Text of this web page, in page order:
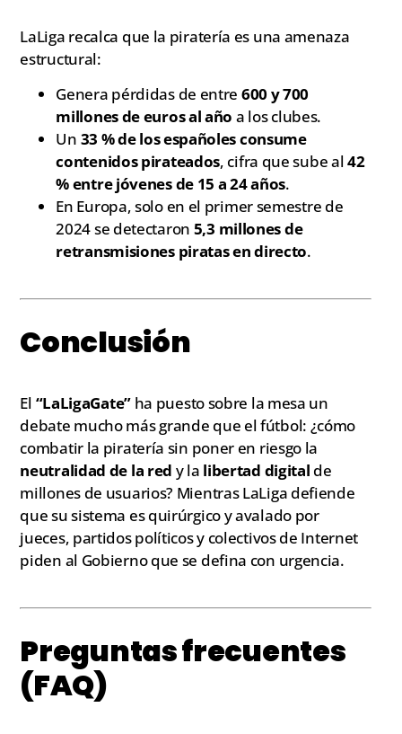
LaLiga recalca que la piratería es una amenaza
estructural:
Genera pérdidas de entre 600 y 700
millones de euros al año a los clubes.
Un 33 % de los españoles consume
contenidos pirateados, cifra que sube al42
% entre jóvenes de 15 a 24 años.
En Europa, solo en el primer semestre de
2024 se detectaron 5,3 millones de
retransmisiones piratas en directo.
Conclusión
El “LaLigaGate”ha puesto sobre la mesa un
debate mucho más grande que el fútbol: ¿cómo
combatir la piratería sin poner en riesgo la
neutralidad de la red y la libertad digital de
millones de usuarios? Mientras LaLiga defiende
que su sistema es quirúrgico y avalado por
jueces, partidos políticos y colectivos de Internet
piden al Gobierno que se defina con urgencia.
Preguntas frecuentes
(FAQ)